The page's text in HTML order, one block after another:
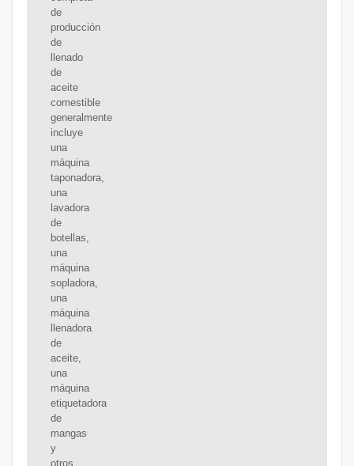
de
producción
de
llenado
de
aceite
comestible
generalmente
incluye
una
máquina
taponadora,
una
lavadora
de
botellas,
una
máquina
sopladora,
una
máquina
llenadora
de
aceite,
una
máquina
etiquetadora
de
mangas
y
otros